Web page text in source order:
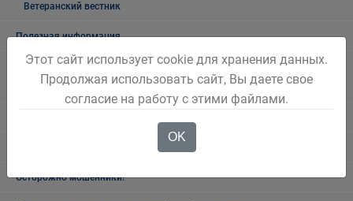
Ветеранский вестник
Полезная информация
Памятники, обелиски, монументы, мемориальные комплексы
Беловского городского округа
Осторожно мошенники!
Этот сайт использует cookie для хранения данных.
Продолжая использовать сайт, Вы даете свое
согласие на работу с этими файлами.
OK